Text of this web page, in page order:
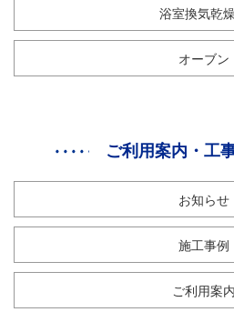
浴室換気乾
オーブン
ご利用案内・工
お知らせ
施工事例
ご利用案内